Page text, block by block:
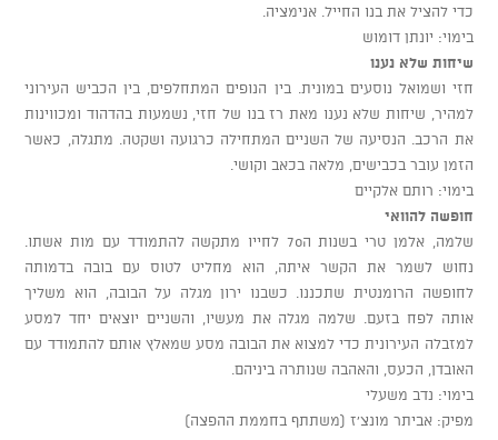
כדי להציל את בנו החייל. אנימציה.
בימוי: יונתן דומוש
שיחות שלא נענו
חזי ושמואל נוסעים במונית. בין הנופים המתחלפים, בין הכביש העירוני
למהיר, שיחות שלא נענו מאת רז בנו של חזי, נשמעות בהדהוד ומכווינות
את הרכב. הנסיעה של השניים המתחילה כרגועה ושקטה. מתגלה, כאשר
הזמן עובר בכבישים, מלאה בכאב וקושי.
בימוי: רותם אלקיים
חופשה להוואי
שלמה, אלמן טרי בשנות ה70 לחייו מתקשה להתמודד עם מות אשתו.
נחוש לשמר את הקשר איתה, הוא מחליט לטוס עם בובה בדמותה
לחופשה הרומנטית שתכננו. כשבנו ירון מגלה על הבובה, הוא משליך
אותה לפח בזעם. שלמה מגלה את מעשיו, והשניים יוצאים יחד למסע
למזבלה העירונית כדי למצוא את הבובה מסע שמאלץ אותם להתמודד עם
האובדן, הכעס, והאהבה שנותרה ביניהם.
בימוי: נדב משעלי
מפיק: אביתר מונצ'ז (משתתף בחממת ההפצה)